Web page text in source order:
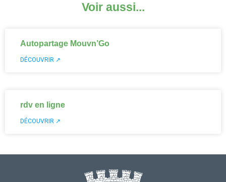
Voir aussi...
Autopartage Mouvn’Go
DÉCOUVRIR ↗
rdv en ligne
DÉCOUVRIR ↗